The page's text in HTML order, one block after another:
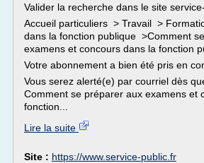
Valider la recherche dans le site
Accueil particuliers > Travail >
dans la fonction publique >Comment
examens et concours dans la fonction
Votre abonnement a bien été pris en
Vous serez alerté(e) par courriel dès
Comment se préparer aux examens et
fonction...
Lire la suite
Site : https://www.service-public.fr